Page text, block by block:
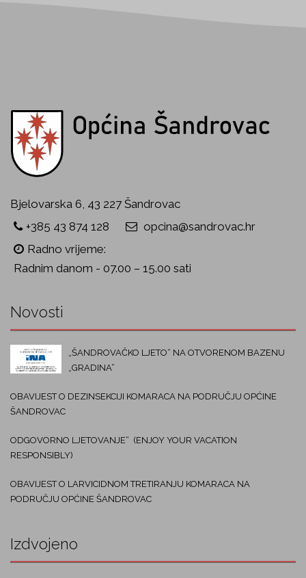
Bjelovarska 6, 43 227 Šandrovac
+385 43 874 128
opcina@sandrovac.hr
Radno vrijeme:
Radnim danom - 07.00 – 15.00 sati
Novosti
„ŠANDROVAČKO LJETO“ NA OTVORENOM BAZENU
„GRADINA“
OBAVIJEST O DEZINSEKCIJI KOMARACA NA PODRUČJU OPĆINE
ŠANDROVAC
ODGOVORNO LJETOVANJE“ (ENJOY YOUR VACATION
RESPONSIBLY)
OBAVIJEST O LARVICIDNOM TRETIRANJU KOMARACA NA
PODRUČJU OPĆINE ŠANDROVAC
Izdvojeno